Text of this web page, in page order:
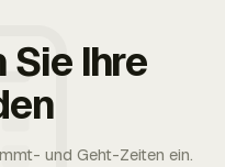
Sie Ihre
und Geht-Zeiten ein.